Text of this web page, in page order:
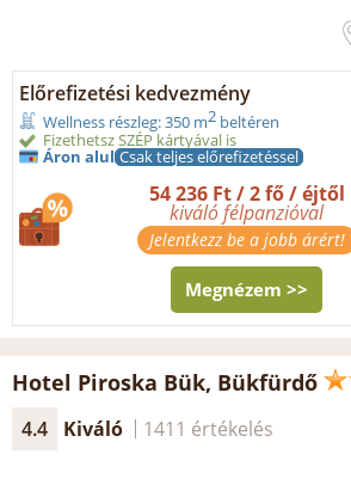
Előrefizetési kedvezmény
Wellness részleg: 350 m2 beltéren
Fizethetsz SZÉP kártyával is
Áron alul Csak teljes előrefizetéssel
54 236 Ft / 2 fő / éjtől
kiváló félpanzióval
Jelentkezz be a jobb árért!
Megnézem >>
Hotel Piroska Bük, Bükfürdő
4.4 Kiváló 1411 értékelés